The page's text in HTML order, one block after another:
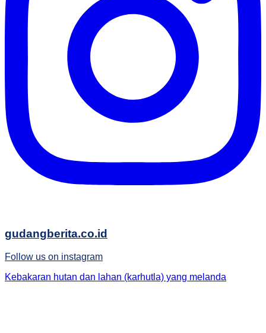
gudangberita.co.id
Follow us on instagram
Kebakaran hutan dan lahan (karhutla) yang melanda